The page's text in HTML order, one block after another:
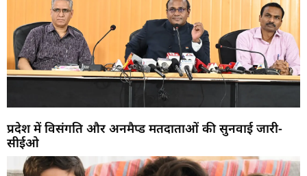
प्रदेश में विसंगति और अनमैप्ड मतदाताओं की सुनवाई जारी-
सीईओ